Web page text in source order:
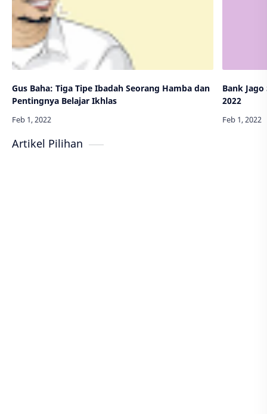
Gus Baha: Tiga Tipe Ibadah Seorang Hamba dan
Pentingnya Belajar Ikhlas
Bank
2022
Artikel Pilihan